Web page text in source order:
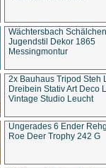
Wächtersbach Schälchen
Jugendstil Dekor 1865
Messingmontur
2x Bauhaus Tripod Steh
Dreibein Stativ Art Deco
Vintage Studio Leucht
Ungerades 6 Ender
Roe Deer Trophy 242 G